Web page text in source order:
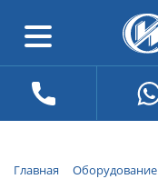
Главная Оборудование